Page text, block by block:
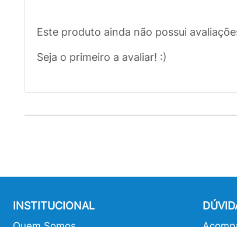
Este produto ainda não possui
Seja o primeiro a avaliar! :)
INSTITUCIONAL